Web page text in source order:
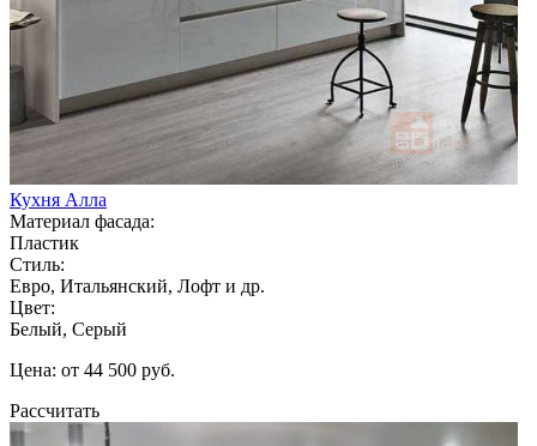
Кухня Алла
Материал фасада:
Пластик
Стиль:
Евро, Итальянский, Лофт и др.
Цвет:
Белый, Серый
Цена: от 44 500 руб.
Рассчитать